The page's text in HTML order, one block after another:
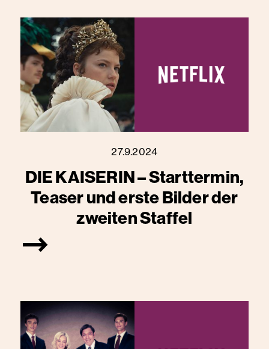
27.9.2024
DIE KAISERIN – Starttermin,
Teaser und erste Bilder der
zweiten Staffel